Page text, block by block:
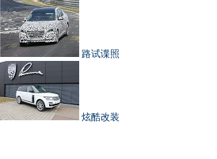
路试谍照
炫酷改装